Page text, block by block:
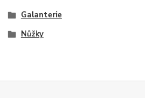
Galanterie
Nůžky